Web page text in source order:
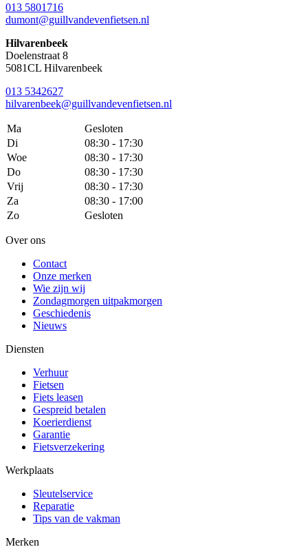
013 5801716
dumont@guillvandevenfietsen.nl
Hilvarenbeek
Doelenstraat 8
5081CL Hilvarenbeek
013 5342627
hilvarenbeek@guillvandevenfietsen.nl
Ma
Gesloten
Di
08:30 - 17:30
Woe
08:30 - 17:30
Do
08:30 - 17:30
Vrij
08:30 - 17:30
Za
08:30 - 17:00
Zo
Gesloten
Over ons
Contact
Onze merken
Wie zijn wij
Zondagmorgen uitpakmorgen
Geschiedenis
Nieuws
Diensten
Verhuur
Fietsen
Fiets leasen
Gespreid betalen
Koerierdienst
Garantie
Fietsverzekering
Werkplaats
Sleutelservice
Reparatie
Tips van de vakman
Merken